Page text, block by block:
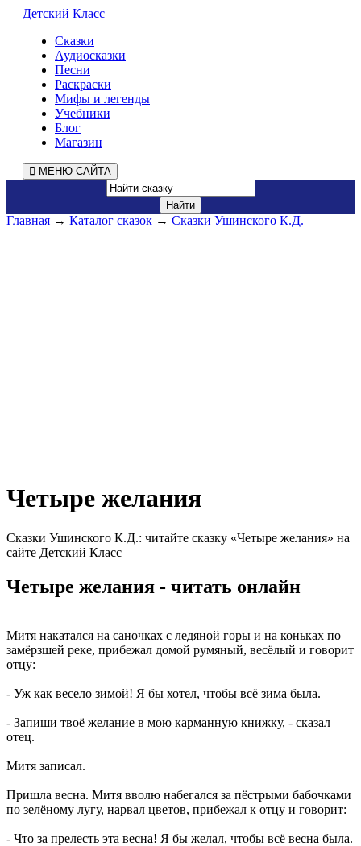
Детский Класс
Сказки
Аудиосказки
Песни
Раскраски
Мифы и легенды
Учебники
Блог
Магазин
МЕНЮ САЙТА
Главная → Каталог сказок → Сказки Ушинского К.Д.
Четыре желания
Сказки Ушинского К.Д.: читайте сказку «Четыре желания» на
сайте Детский Класс
Четыре желания - читать онлайн
Митя накатался на саночках с ледяной горы и на коньках по
замёрзшей реке, прибежал домой румяный, весёлый и говорит
отцу:
- Уж как весело зимой! Я бы хотел, чтобы всё зима была.
- Запиши твоё желание в мою карманную книжку, - сказал
отец.
Митя записал.
Пришла весна. Митя вволю набегался за пёстрыми бабочками
по зелёному лугу, нарвал цветов, прибежал к отцу и говорит:
- Что за прелесть эта весна! Я бы желал, чтобы всё весна была.